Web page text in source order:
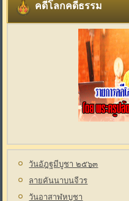
คดีโลกคดีธรรม
วันอัฎฐมีบูชา ๒๕๖๓
ลายคันนาบนจีวร
วันอาสาฬหบูชา